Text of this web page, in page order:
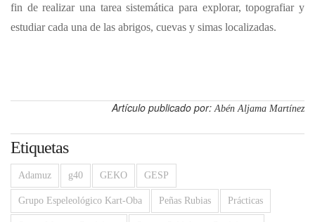
fin de realizar una tarea sistemática para explorar, topografiar y
estudiar cada una de las abrigos, cuevas y simas localizadas.
Artículo publicado por: Abén Aljama Martínez
Etiquetas
Adamuz g40 GEKO GESP
Grupo Espeleológico Kart-Oba Peñas Rubias Prácticas